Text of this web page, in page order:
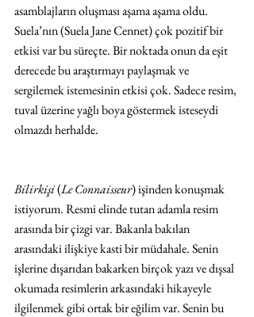
asamblajların oluşması aşama aşama oldu.
Suela’nın (Suela Jane Cennet) çok pozitif bir
etkisi var bu süreçte. Bir noktada onun da eşit
derecede bu araştırmayı paylaşmak ve
sergilemek istemesinin etkisi çok. Sadece resim,
tuval üzerine yağlı boya göstermek isteseydi
olmazdı herhalde.
Bilirkişi (Le Connaisseur) işinden konuşmak
istiyorum. Resmi elinde tutan adamla resim
arasında bir çizgi var. Bakanla bakılan
arasındaki ilişkiye kasti bir müdahale. Senin
işlerine dışarıdan bakarken birçok yazı ve dışsal
okumada resimlerin arkasındaki hikayeyle
ilgilenmek gibi ortak bir eğilim var. Senin bu